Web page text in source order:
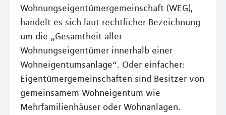
Wohnungseigentümergemeinschaft (WEG),
handelt es sich laut rechtlicher Bezeichnung
um die „Gesamtheit aller
Wohnungseigentümer innerhalb einer
Wohneigentumsanlage“. Oder einfacher:
Eigentümergemeinschaften sind Besitzer von
gemeinsamem Wohneigentum wie
Mehrfamilienhäuser oder Wohnanlagen.